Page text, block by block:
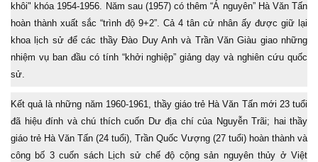
khôi" khóa 1954-1956. Năm sau (1957) có thêm “Á nguyên” Hà Văn Tấn
hoàn thành xuất sắc “trình độ 9+2”. Cả 4 tân cử nhân ấy được giữ lại
khoa lịch sử để các thầy Đào Duy Anh và Trần Văn Giàu giao những
nhiệm vụ ban đầu có tính “khởi nghiệp” giảng dạy và nghiên cứu quốc
sử.
Kết quả là những năm 1960-1961, thầy giáo trẻ Hà Văn Tấn mới 23 tuổi
đã hiệu đính và chú thích cuốn Dư địa chí của Nguyễn Trãi; hai thầy
giáo trẻ Hà Văn Tấn (24 tuổi), Trần Quốc Vượng (27 tuổi) hoàn thành và
công bố 3 cuốn sách Lịch sử chế độ cộng sản nguyên thủy ở Việt